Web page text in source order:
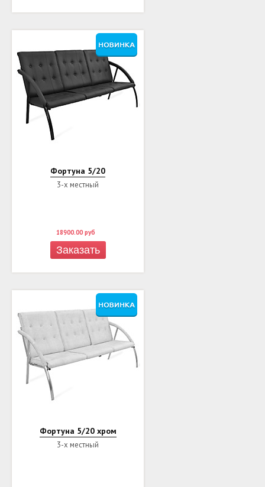
Фортуна 5/20
3-х местный
18900.00 руб
Заказать
Фортуна 5/20 хром
3-х местный